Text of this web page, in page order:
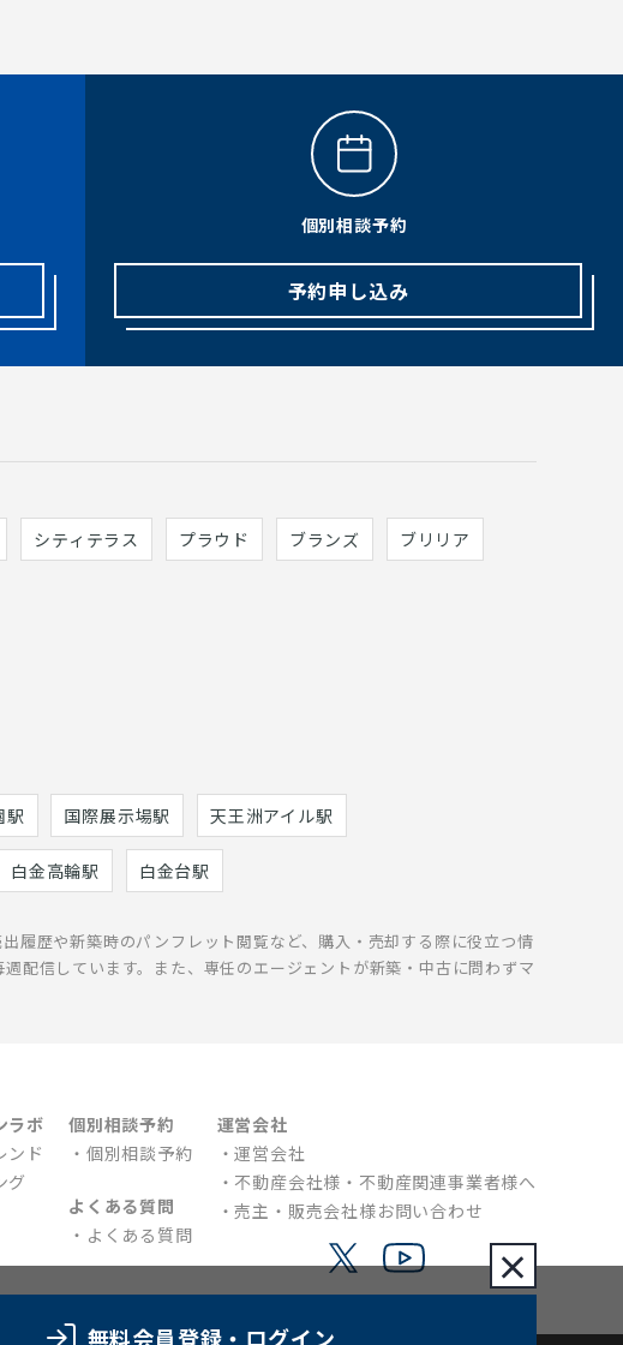
無料会員登録 ・ログイン
×
個別相談予約
予約申し込み
シティテラス プラウド ブランズ ブリリア
駅 国際展示場駅 天王洲アイル駅
白金高輪駅 白金台駅
履歴や新築時のパンフレット閲覧など、購入・売却する際に役立つ情
配信しています。また、専任のエージェントが新築・中古に問わずマ
ラボ
ンド
グ
個別相談予約
個別相談予約
よくある質問
よくある質問
運営会社
運営会社
不動産会社様・不動産関連事業者様へ
売主・販売会社様お問い合わせ